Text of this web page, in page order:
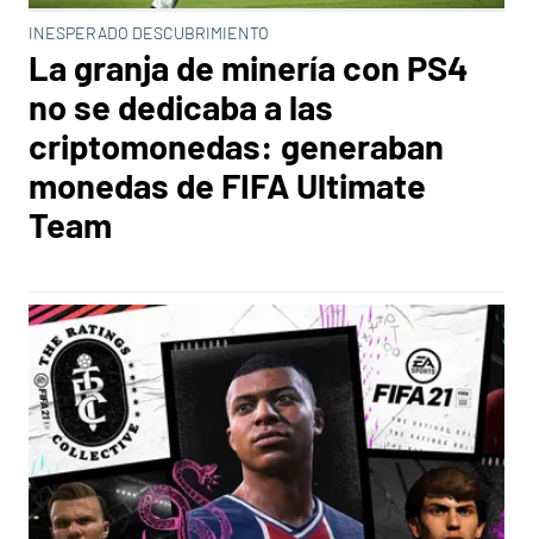
INESPERADO DESCUBRIMIENTO
La granja de minería con PS4
no se dedicaba a las
criptomonedas: generaban
monedas de FIFA Ultimate
Team